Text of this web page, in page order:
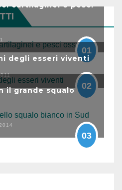
cartilaginei e pesci
01
degli esseri viventi
02
il grande squalo
03